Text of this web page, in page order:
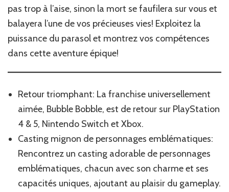
pas trop à l’aise, sinon la mort se faufilera sur vous et
balayera l’une de vos précieuses vies! Exploitez la
puissance du parasol et montrez vos compétences
dans cette aventure épique!
Retour triomphant: La franchise universellement
aimée, Bubble Bobble, est de retour sur PlayStation
4 & 5, Nintendo Switch et Xbox.
Casting mignon de personnages emblématiques:
Rencontrez un casting adorable de personnages
emblématiques, chacun avec son charme et ses
capacités uniques, ajoutant au plaisir du gameplay.